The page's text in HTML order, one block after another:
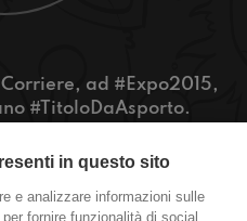
ad #Expo2015,
#TitoloDaAsporto.
Sera - economia;
il nostro
in questo sito
e analizzare informazioni sulle
fornire funzionalità di social